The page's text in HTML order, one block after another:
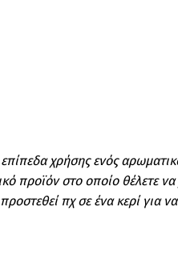
χρήσης ενός
προϊόν στο οποίο θέλετε
πχ σε ένα κερί για